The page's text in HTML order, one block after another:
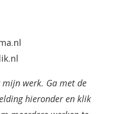
werk. Ga met de
hieronder en klik